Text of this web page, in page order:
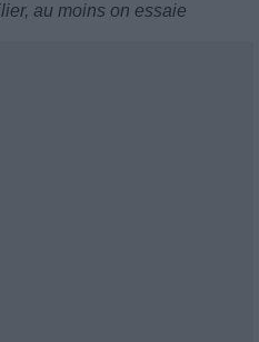
au moins on essaie